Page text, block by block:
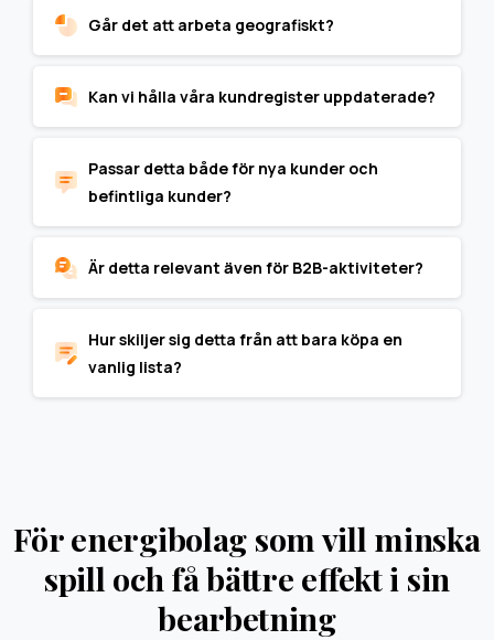
Går det att arbeta geografiskt?
Kan vi hålla våra kundregister uppdaterade?
Passar detta både för nya kunder och
befintliga kunder?
Är detta relevant även för B2B-aktiviteter?
Hur skiljer sig detta från att bara köpa en
vanlig lista?
För energibolag som vill minska
spill och få bättre effekt i sin
bearbetning